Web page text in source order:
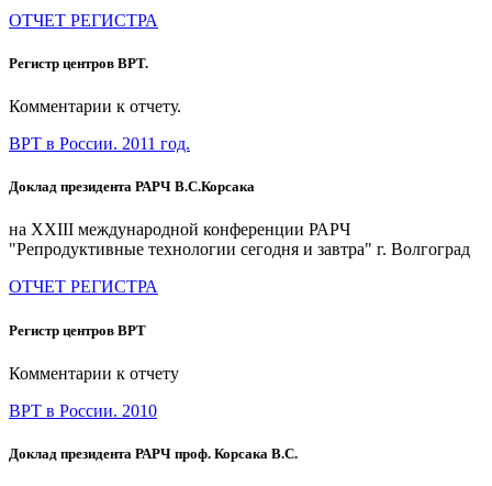
ОТЧЕТ РЕГИСТРА
Регистр центров ВРТ.
Комментарии к отчету.
ВРТ в России. 2011 год.
Доклад президента РАРЧ В.С.Корсака
на XXIII международной конференции РАРЧ
"Репродуктивные технологии сегодня и завтра" г. Волгоград
ОТЧЕТ РЕГИСТРА
Регистр центров ВРТ
Комментарии к отчету
ВРТ в России. 2010
Доклад президента РАРЧ проф. Корсака В.С.